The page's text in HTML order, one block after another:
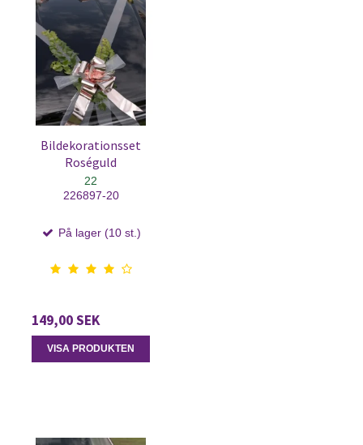
Bildekorationsset
Roséguld
22
226897-20
På lager (10 st.)
149,00 SEK
VISA PRODUKTEN